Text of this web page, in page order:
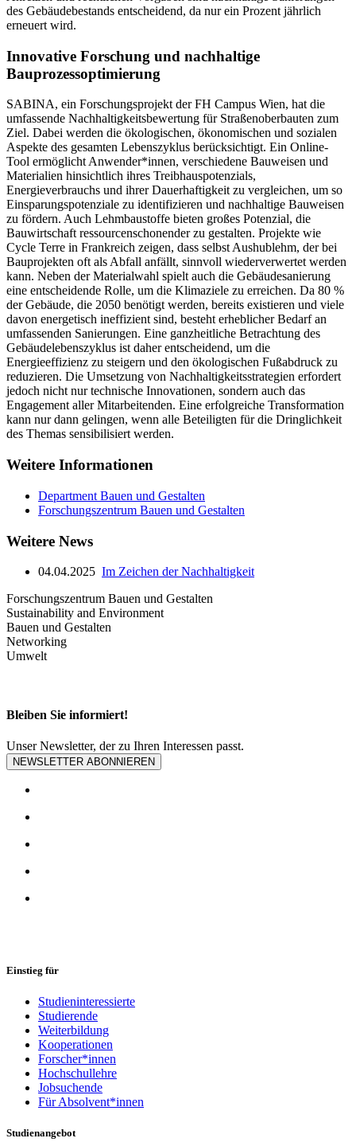
des Gebäudebestands entscheidend, da nur ein Prozent jährlich
erneuert wird.
Innovative Forschung und nachhaltige
Bauprozessoptimierung
SABINA, ein Forschungsprojekt der FH Campus Wien, hat die
umfassende Nachhaltigkeitsbewertung für Straßenoberbauten zum
Ziel. Dabei werden die ökologischen, ökonomischen und sozialen
Aspekte des gesamten Lebenszyklus berücksichtigt. Ein Online-
Tool ermöglicht Anwender*innen, verschiedene Bauweisen und
Materialien hinsichtlich ihres Treibhauspotenzials,
Energieverbrauchs und ihrer Dauerhaftigkeit zu vergleichen, um so
Einsparungspotenziale zu identifizieren und nachhaltige Bauweisen
zu fördern. Auch Lehmbaustoffe bieten großes Potenzial, die
Bauwirtschaft ressourcenschonender zu gestalten. Projekte wie
Cycle Terre in Frankreich zeigen, dass selbst Aushublehm, der bei
Bauprojekten oft als Abfall anfällt, sinnvoll wiederverwertet werden
kann. Neben der Materialwahl spielt auch die Gebäudesanierung
eine entscheidende Rolle, um die Klimaziele zu erreichen. Da 80 %
der Gebäude, die 2050 benötigt werden, bereits existieren und viele
davon energetisch ineffizient sind, besteht erheblicher Bedarf an
umfassenden Sanierungen. Eine ganzheitliche Betrachtung des
Gebäudelebenszyklus ist daher entscheidend, um die
Energieeffizienz zu steigern und den ökologischen Fußabdruck zu
reduzieren. Die Umsetzung von Nachhaltigkeitsstrategien erfordert
jedoch nicht nur technische Innovationen, sondern auch das
Engagement aller Mitarbeitenden. Eine erfolgreiche Transformation
kann nur dann gelingen, wenn alle Beteiligten für die Dringlichkeit
des Themas sensibilisiert werden.
Weitere Informationen
Department Bauen und Gestalten
Forschungszentrum Bauen und Gestalten
Weitere News
04.04.2025 Im Zeichen der Nachhaltigkeit
Forschungszentrum Bauen und Gestalten
Sustainability and Environment
Bauen und Gestalten
Networking
Umwelt
Bleiben Sie informiert!
Unser Newsletter, der zu Ihren Interessen passt.
NEWSLETTER ABONNIEREN
Einstieg für
Studieninteressierte
Studierende
Weiterbildung
Kooperationen
Forscher*innen
Hochschullehre
Jobsuchende
Für Absolvent*innen
Studienangebot